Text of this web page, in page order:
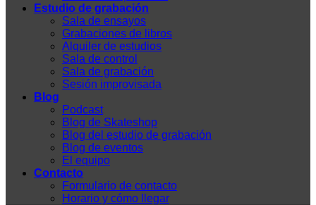
Estudio de grabación
Sala de ensayos
Grabaciones de libros
Alquiler de estudios
Sala de control
Sala de grabación
Sesión improvisada
Blog
Podcast
Blog de Skateshop
Blog del estudio de grabación
Blog de eventos
El equipo
Contacto
Formulario de contacto
Horario y cómo llegar